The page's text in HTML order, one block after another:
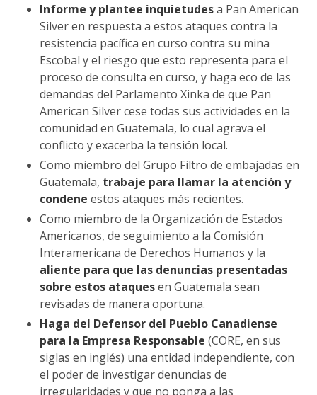
Informe y plantee inquietudesa Pan American
Silver en respuesta a estos ataques contra la
resistencia pacífica en curso contra su mina
Escobal y el riesgo que esto representa para el
proceso de consulta en curso, y haga eco de las
demandas del Parlamento Xinka de que Pan
American Silver cese todas sus actividades en la
comunidad en Guatemala, lo cual agrava el
conflicto y exacerba la tensión local.
Como miembro del Grupo Filtro de embajadas en
Guatemala, trabaje para llamar la atención y
condene estos ataques más recientes.
Como miembro de la Organización de Estados
Americanos, de seguimiento a la Comisión
Interamericana de Derechos Humanos y la
aliente para que las denuncias presentadas
sobre estos ataquesen Guatemala sean
revisadas de manera oportuna.
Haga del Defensor del Pueblo Canadiense
para la Empresa Responsable (CORE, en sus
siglas en inglés) una entidad independiente, con
el poder de investigar denuncias de
irregularidades y que no ponga a las